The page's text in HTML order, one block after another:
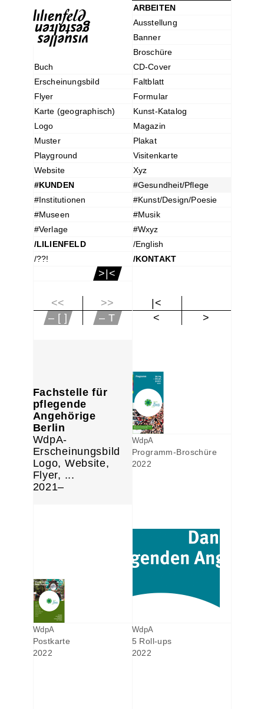
ARBEITEN
Ausstellung
Banner
Broschüre
Buch
CD-Cover
Erscheinungsbild
Faltblatt
Flyer
Formular
Karte (geographisch)
Kunst-Katalog
Logo
Magazin
Muster
Plakat
Playground
Visitenkarte
Website
Xyz
#KUNDEN
#Gesundheit/Pflege
#Institutionen
#Kunst/Design/Poesie
#Museen
#Musik
#Verlage
#Wxyz
/LILIENFELD
/English
/??!
/KONTAKT
>|<
<<
>>
– [ ]
– T
|<
<
>
Fachstelle für
pflegende
Angehörige
Berlin
WdpA-
Erscheinungsbild
Logo, Website,
Flyer, ...
2021–
WdpA
Programm-Broschüre
2022
WdpA
Postkarte
2022
WdpA
5 Roll-ups
2022